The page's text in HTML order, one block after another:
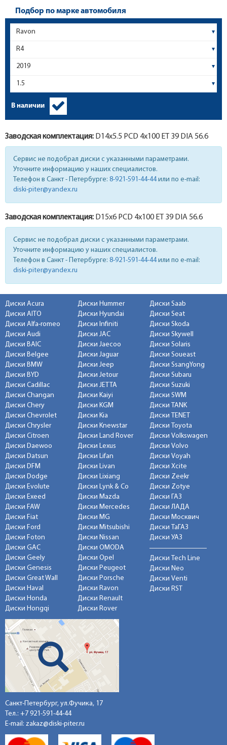
Подбор по марке автомобиля
В наличии
Заводская комплектация: D14x5.5 PCD 4x100 ET 39 DIA 56.6
Сервис не подобрал диски с указанными параметрами.
Уточните информацию у наших специалистов.
Телефон в Санкт - Петербурге: 8-921-591-44-44или по e-mail:
diski-piter@yandex.ru
Заводская комплектация: D15x6 PCD 4x100 ET 39 DIA 56.6
Сервис не подобрал диски с указанными параметрами.
Уточните информацию у наших специалистов.
Телефон в Санкт - Петербурге: 8-921-591-44-44или по e-mail:
diski-piter@yandex.ru
Диски Acura
Диски AITO
Диски Alfa-romeo
Диски Audi
Диски BAIC
Диски Belgee
Диски BMW
Диски BYD
Диски Cadillac
Диски Changan
Диски Chery
Диски Chevrolet
Диски Chrysler
Диски Citroen
Диски Daewoo
Диски Datsun
Диски DFM
Диски Dodge
Диски Evolute
Диски Exeed
Диски FAW
Диски Fiat
Диски Ford
Диски Foton
Диски GAC
Диски Geely
Диски Genesis
Диски Great Wall
Диски Haval
Диски Honda
Диски Hongqi
Диски Hummer
Диски Hyundai
Диски Infiniti
Диски JAC
Диски Jaecoo
Диски Jaguar
Диски Jeep
Диски Jetour
Диски JETTA
Диски Kaiyi
Диски KGM
Диски Kia
Диски Knewstar
Диски Land Rover
Диски Lexus
Диски Lifan
Диски Livan
Диски Lixiang
Диски Lynk & Co
Диски Mazda
Диски Mercedes
Диски MG
Диски Mitsubishi
Диски Nissan
Диски OMODA
Диски Opel
Диски Peugeot
Диски Porsche
Диски Ravon
Диски Renault
Диски Rover
Диски Saab
Диски Seat
Диски Skoda
Диски Skywell
Диски Solaris
Диски Soueast
Диски SsangYong
Диски Subaru
Диски Suzuki
Диски SWM
Диски TANK
Диски TENET
Диски Toyota
Диски Volkswagen
Диски Volvo
Диски Voyah
Диски Xcite
Диски Zeekr
Диски Zotye
Диски ГАЗ
Диски ЛАДА
Диски Москвич
Диски ТаГАЗ
Диски УАЗ
Диски Tech Line
Диски Neo
Диски Venti
Диски RST
Санкт-Петербург, ул.Фучика, 17
Тел.: +7 921-591-44-44
E-mail: zakaz@diski-piter.ru